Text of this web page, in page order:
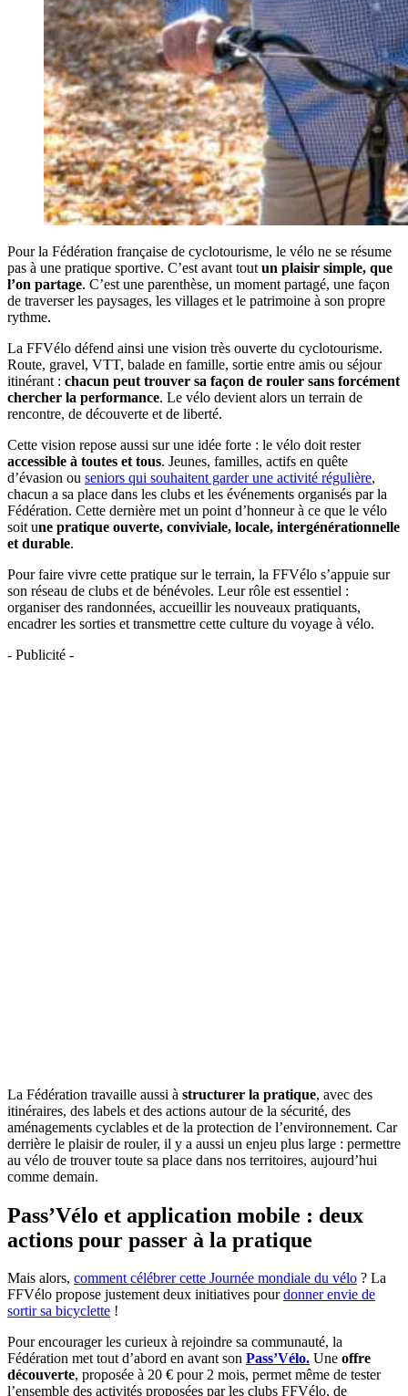
Pour la Fédération française de cyclotourisme, le vélo ne se résume
pas à une pratique sportive. C’est avant tout un plaisir simple, que
l’on partage. C’est une parenthèse, un moment partagé, une façon
de traverser les paysages, les villages et le patrimoine à son propre
rythme.
La FFVélo défend ainsi une vision très ouverte du cyclotourisme.
Route, gravel, VTT, balade en famille, sortie entre amis ou séjour
itinérant : chacun peut trouver sa façon de rouler sans forcément
chercher la performance. Le vélo devient alors un terrain de
rencontre, de découverte et de liberté.
Cette vision repose aussi sur une idée forte : le vélo doit rester
accessible à toutes et tous. Jeunes, familles, actifs en quête
d’évasion ou seniors qui souhaitent garder une activité régulière,
chacun a sa place dans les clubs et les événements organisés par la
Fédération. Cette dernière met un point d’honneur à ce que le vélo
soit une pratique ouverte, conviviale, locale, intergénérationnelle
et durable.
Pour faire vivre cette pratique sur le terrain, la FFVélo s’appuie sur
son réseau de clubs et de bénévoles. Leur rôle est essentiel :
organiser des randonnées, accueillir les nouveaux pratiquants,
encadrer les sorties et transmettre cette culture du voyage à vélo.
- Publicité -
La Fédération travaille aussi à structurer la pratique, avec des
itinéraires, des labels et des actions autour de la sécurité, des
aménagements cyclables et de la protection de l’environnement. Car
derrière le plaisir de rouler, il y a aussi un enjeu plus large : permettre
au vélo de trouver toute sa place dans nos territoires, aujourd’hui
comme demain.
Pass’Vélo et application mobile : deux
actions pour passer à la pratique
Mais alors, comment célébrer cette Journée mondiale du vélo ? La
FFVélo propose justement deux initiatives pourdonner envie de
sortir sa bicyclette !
Pour encourager les curieux à rejoindre sa communauté, la
Fédération met tout d’abord en avant son Pass’Vélo. Une offre
découverte, proposée à 20 € pour 2 mois, permet même de tester
l’ensemble des activités proposées par les clubs FFVélo, de